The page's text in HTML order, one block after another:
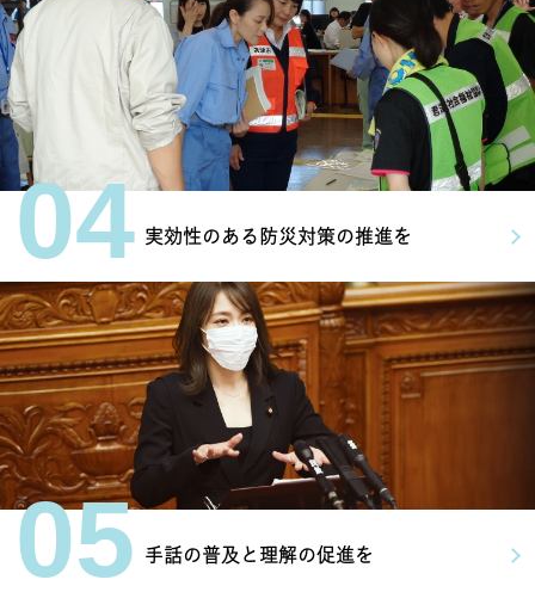
04 実効性のある防災対策の推進を
05 手話の普及と理解の促進を